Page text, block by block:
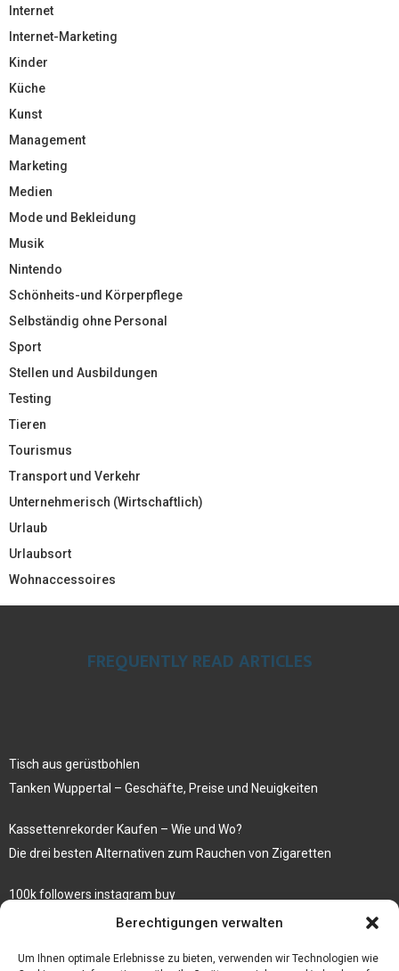
Berechtigungen verwalten
Um Ihnen optimale Erlebnisse zu bieten, verwenden wir Technologien wie
Internet
Internet-Marketing
Kinder
Küche
Kunst
Management
Marketing
Medien
Mode und Bekleidung
Musik
Nintendo
Schönheits-und Körperpflege
Selbständig ohne Personal
Sport
Stellen und Ausbildungen
Testing
Tieren
Tourismus
Transport und Verkehr
Unternehmerisch (Wirtschaftlich)
Urlaub
Urlaubsort
Wohnaccessoires
FREQUENTLY READ ARTICLES
Tisch aus gerüstbohlen
Tanken Wuppertal – Geschäfte, Preise und Neuigkeiten
Kassettenrekorder Kaufen – Wie und Wo?
Die drei besten Alternativen zum Rauchen von Zigaretten
100k followers instagram buy
Rezepte für gekochte Süßkartoffeln
Gönnen Sie sich bedruckte Fliesen mit einem eigenen Bild